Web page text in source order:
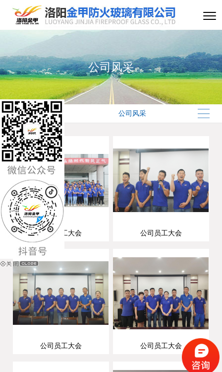
公司风采
公司风采
公司员工大会 公司员工大会
公司员工大会 公司员工大会